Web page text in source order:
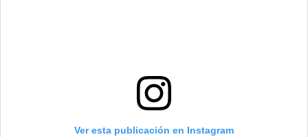
Ver esta publicación en Instagram